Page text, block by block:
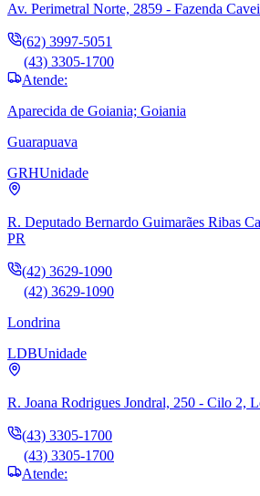
Av. Perimetral Norte, 2859 - Fazenda
(62) 3997-5051
(43) 3305-1700
Atende:
Aparecida de Goiania; Goiania
Guarapuava
GRHUnidade
R. Deputado Bernardo Guimarães Ribas
PR
(42) 3629-1090
(42) 3629-1090
Londrina
LDBUnidade
R. Joana Rodrigues Jondral, 250 - Cilo 2,
(43) 3305-1700
(43) 3305-1700
Atende: